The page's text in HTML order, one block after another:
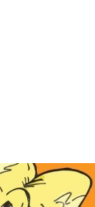
- assumed